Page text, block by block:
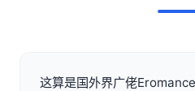
这算是国外界广佬